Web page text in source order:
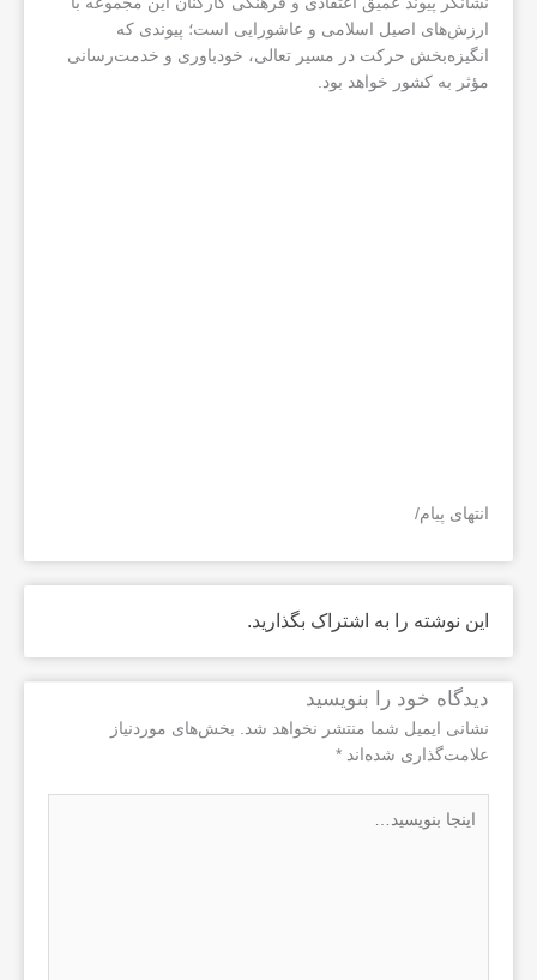
ارزش‌های اصیل اسلامی و عاشورایی است؛ پیوندی که
انگیزه‌بخش حرکت در مسیر تعالی، خودباوری و خدمت‌رسانی
مؤثر به کشور خواهد بود.
انتهای پیام/
این نوشته را به اشتراک بگذارید.
دیدگاه‌ خود را بنویسید
نشانی ایمیل شما منتشر نخواهد شد. بخش‌های موردنیاز
علامت‌گذاری شده‌اند *
بنویسید…